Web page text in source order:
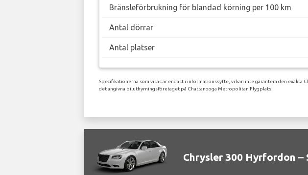
Bränsleförbrukning för blandad körning per 100 km
Antal dörrar
Antal platser
Specifikationerna som visas är endast i informationssyfte, vi kan inte garantera den
det angivna biluthyrningsföretaget på Chattanooga Metropolitan Flygplats.
Chrysler 300 Hyrfordon